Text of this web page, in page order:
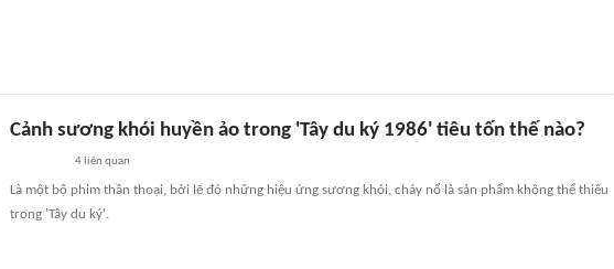
Cảnh sương khói huyền ảo trong 'Tây du ký 1986' tiêu tốn thế nào?
4liên quan
Là một bộ phim thần thoại, bởi lẽ đó những hiệu ứng sương khói, cháy nổ là sản phẩm không thể thiếu
trong 'Tây du ký'.